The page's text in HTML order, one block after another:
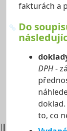
fakturách a
Do
DPH-
to, co